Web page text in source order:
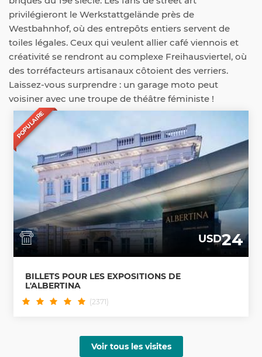
privilégieront le Werkstattgelände près de
Westbahnhof, où des entrepôts entiers servent de
toiles légales. Ceux qui veulent allier café viennois et
créativité se rendront au complexe Freihausviertel, où
des torréfacteurs artisanaux côtoient des verriers.
Laissez-vous surprendre : un garage moto peut
voisiner avec une troupe de théâtre féministe !
POPULAIRE
USD24
BILLETS POUR LES EXPOSITIONS DE
L'ALBERTINA
(2371)
Voir tous les visites